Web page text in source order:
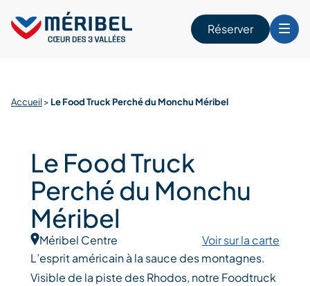
content
Réserver
Accueil > Le Food Truck Perché du Monchu Méribel
Le Food Truck
Perché du Monchu
Méribel
Méribel Centre
Voir sur la carte
L’esprit américain à la sauce des montagnes.
Visible de la piste des Rhodos, notre Foodtruck